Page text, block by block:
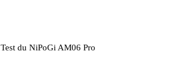
Test du NiPoGi AM06 Pro